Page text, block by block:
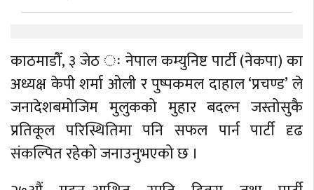
विचार/
काठमाडौँ, ३ जेठ ः नेपाल कम्युनिष्ट पार्टी (नेकपा) का
अध्यक्ष केपी शर्मा ओली र पुष्पकमल दाहाल ‘प्रचण्ड’ ले
जनादेशबमोजिम मुलुकको मुहार बदल्न जस्तोसुकै
प्रतिकूल परिस्थितिमा पनि सफल पार्न पार्टी दृढ
संकल्पित रहेको जनाउनुभएको छ ।